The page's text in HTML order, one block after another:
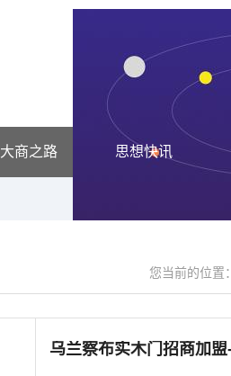
大商之路 思想快讯
您当前的位置：